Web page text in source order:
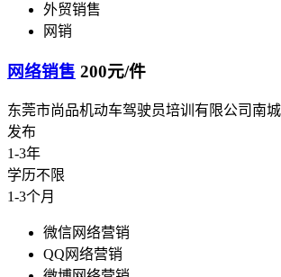
外贸销售
网销
网络销售 200元/件
东莞市尚品机动车驾驶员培训有限公司南
发布
1-3年
学历不限
1-3个月
微信网络营销
QQ网络营销